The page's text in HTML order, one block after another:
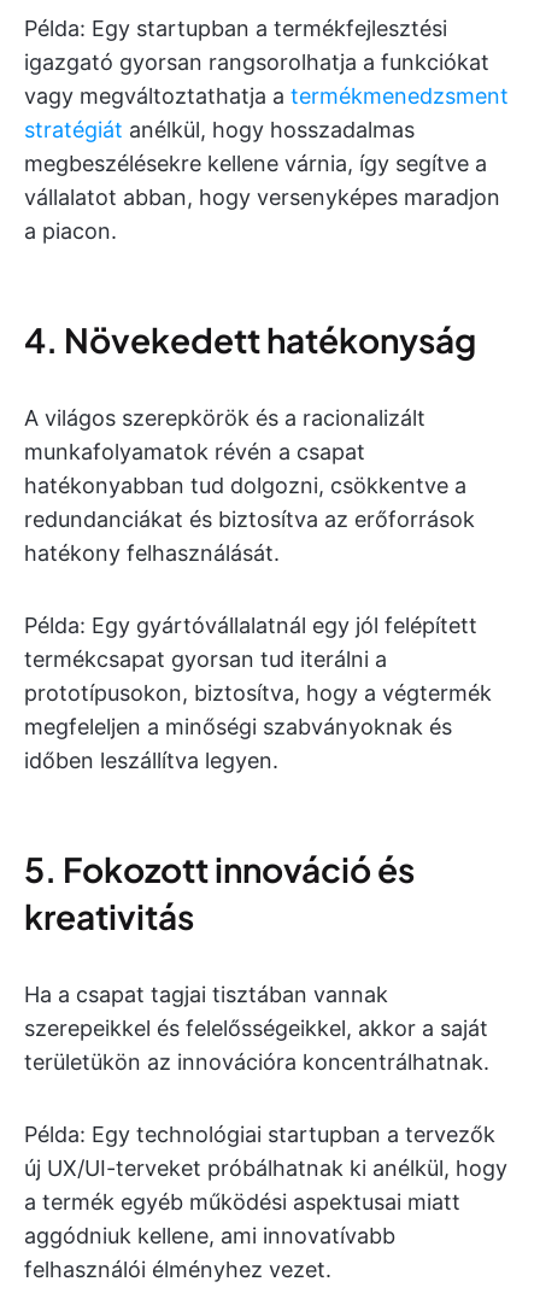
Példa: Egy startupban a termékfejlesztési
igazgató gyorsan rangsorolhatja a funkciókat
vagy megváltoztathatja a termékmenedzsment
stratégiát anélkül, hogy hosszadalmas
megbeszélésekre kellene várnia, így segítve a
vállalatot abban, hogy versenyképes maradjon
a piacon.
4. Növekedett hatékonyság
A világos szerepkörök és a racionalizált
munkafolyamatok révén a csapat
hatékonyabban tud dolgozni, csökkentve a
redundanciákat és biztosítva az erőforrások
hatékony felhasználását.
Példa: Egy gyártóvállalatnál egy jól felépített
termékcsapat gyorsan tud iterálni a
prototípusokon, biztosítva, hogy a végtermék
megfeleljen a minőségi szabványoknak és
időben leszállítva legyen.
5. Fokozott innováció és
kreativitás
Ha a csapat tagjai tisztában vannak
szerepeikkel és felelősségeikkel, akkor a saját
területükön az innovációra koncentrálhatnak.
Példa: Egy technológiai startupban a tervezők
új UX/UI-terveket próbálhatnak ki anélkül, hogy
a termék egyéb működési aspektusai miatt
aggódniuk kellene, ami innovatívabb
felhasználói élményhez vezet.